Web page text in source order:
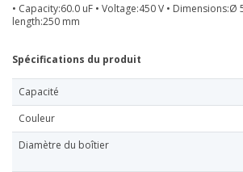
• Capacity:60.0 uF • Voltage:450 V • Dimensions:Ø
length:250 mm
Spécifications du produit
Capacité
Couleur
Diamètre du boîtier